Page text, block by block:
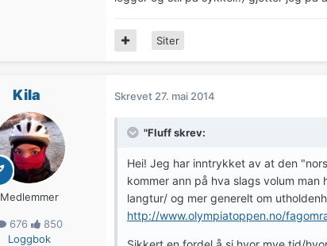
Siter
Kila
Medlemmer
676
850
Loggbok
Skrevet 27. mai 2014
"Fluff skrev:
Hei! Jeg har inntrykket av at den
kommer ann på hva slags volum
langtur/ og mer generelt om
http://www.olympiatoppen.no/